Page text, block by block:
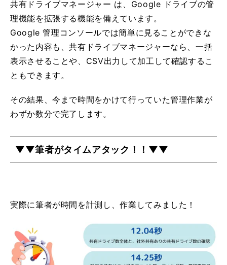
共有ドライブマネージャー は、Google ドライブの管
理機能を拡張する機能を備えています。
Google 管理コンソールでは簡単に見ることができな
かった内容も、共有ドライブマネージャーなら、一括
表示させることや、CSV出力して加工して確認するこ
ともできます。
その結果、今まで時間をかけて行っていた管理作業が
わずか数分で完了します。
▼▼筆者がタイムアタック！！▼▼
実際に筆者が時間を計測し、作業してみました！